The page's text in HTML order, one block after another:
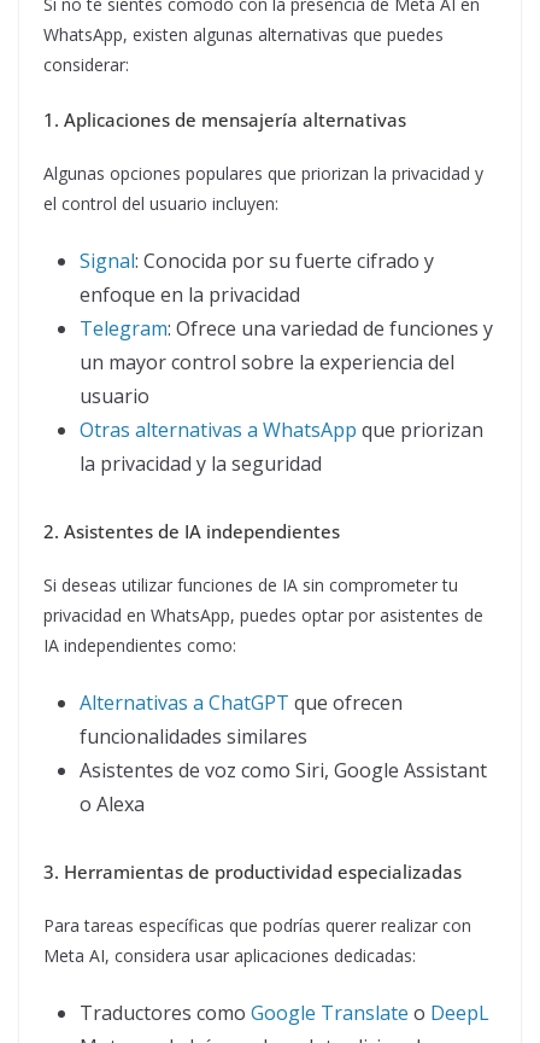
WhatsApp, existen algunas alternativas que puedes
considerar:
1. Aplicaciones de mensajería alternativas
Algunas opciones populares que priorizan la privacidad y
el control del usuario incluyen:
Signal: Conocida por su fuerte cifrado y
enfoque en la privacidad
Telegram: Ofrece una variedad de funciones y
un mayor control sobre la experiencia del
usuario
Otras alternativas a WhatsApp que priorizan
la privacidad y la seguridad
2. Asistentes de IA independientes
Si deseas utilizar funciones de IA sin comprometer tu
privacidad en WhatsApp, puedes optar por asistentes de
IA independientes como:
Alternativas a ChatGPT que ofrecen
funcionalidades similares
Asistentes de voz como Siri, Google Assistant
o Alexa
3. Herramientas de productividad especializadas
Para tareas específicas que podrías querer realizar con
Meta AI, considera usar aplicaciones dedicadas:
Traductores como Google Translate o DeepL